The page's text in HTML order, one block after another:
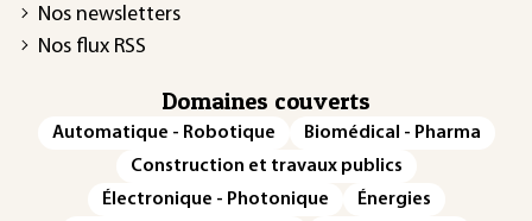
Nos newsletters
Nos flux RSS
Domaines couverts
Automatique - Robotique
Biomédical - Pharma
Construction et travaux publics
Électronique - Photonique
Énergies